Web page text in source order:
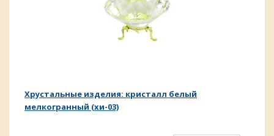
Хрустальные изделия: кристалл белый
мелкогранный (хи-03)